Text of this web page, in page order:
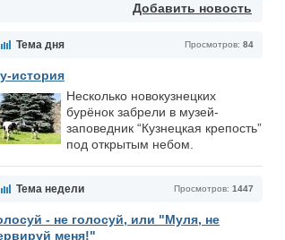
Добавить новость
Просмотров: 84
Тема дня
история
Несколько новокузнецких
бурёнок забрели в музей-
заповедник “Кузнецкая крепость”
под открытым небом.
Просмотров: 1447
Тема недели
- не голосуй, или "Муля, не
меня!"